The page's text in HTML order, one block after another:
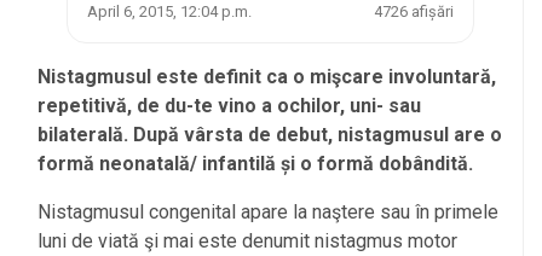
April 6, 2015, 12:04 p.m. 4726 afișări
Nistagmusul este definit ca o mişcare involuntară,
repetitivă, de du-te vino a ochilor, uni- sau
bilaterală. După vârsta de debut, nistagmusul are o
formă neonatală/ infantilă și o formă dobândită.
Nistagmusul congenital apare la naştere sau în primele
luni de viată şi mai este denumit nistagmus motor